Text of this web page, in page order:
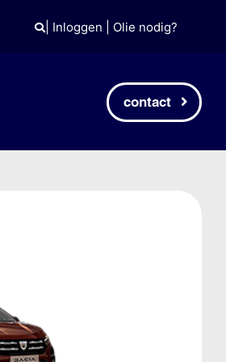
| Inloggen Olie nodig?
contact